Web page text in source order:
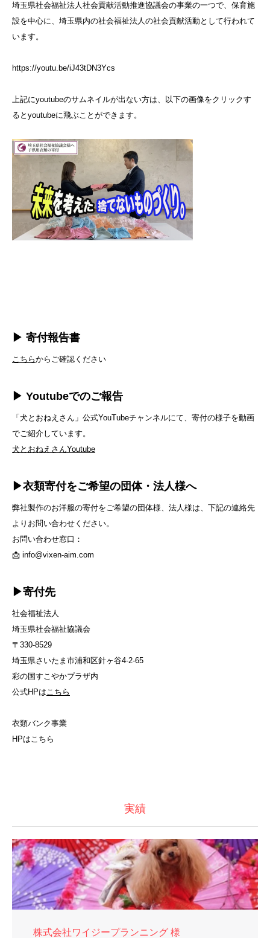
埼玉県社会福祉法人社会貢献活動推進協議会の事業の一つで、保育施
設を中心に、埼玉県内の社会福祉法人の社会貢献活動として行われて
います。
https://youtu.be/iJ43tDN3Ycs
上記にyoutubeのサムネイルが出ない方は、以下の画像をクリックす
るとyoutubeに飛ぶことができます。
▶︎ 寄付報告書
こちらからご確認ください
▶︎ Youtubeでのご報告
「犬とおねえさん」公式YouTubeチャンネルにて、寄付の様子を動画
でご紹介しています。
犬とおねえさんYoutube
▶︎衣類寄付をご希望の団体・法人様へ
弊社製作のお洋服の寄付をご希望の団体様、法人様は、下記の連絡先
よりお問い合わせください。
お問い合わせ窓口：
📩 info@vixen-aim.com
▶︎寄付先
社会福祉法人
埼玉県社会福祉協議会
〒330-8529
埼玉県さいたま市浦和区針ヶ谷4-2-65
彩の国すこやかプラザ内
公式HPはこちら
衣類バンク事業
HPはこちら
実績
株式会社ワイジープランニング 様